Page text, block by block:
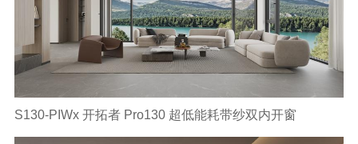
S130-PIWx 开拓者 Pro130 超低能耗带纱双内开窗